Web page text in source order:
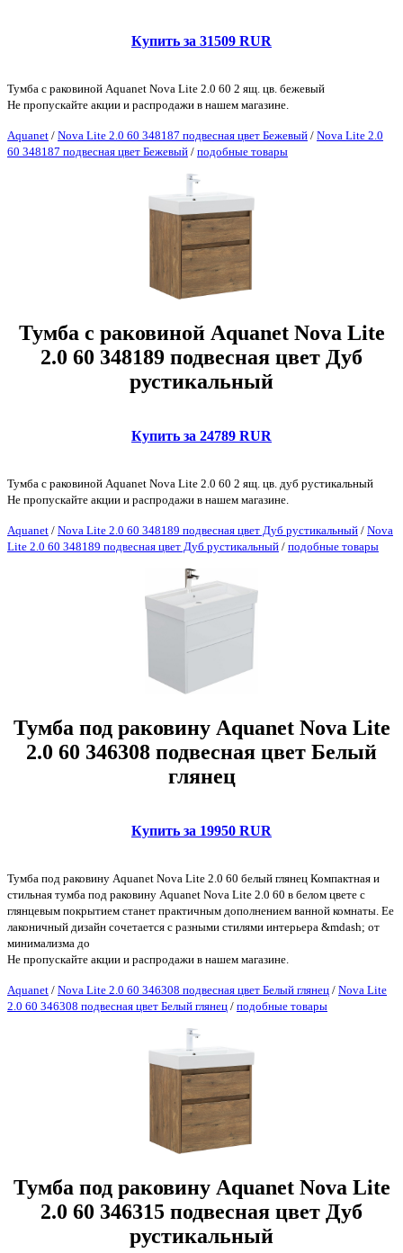
Купить за 31509 RUR
Тумба с раковиной Aquanet Nova Lite 2.0 60 2 ящ. цв. бежевый
Не пропускайте акции и распродажи в нашем магазине.
Aquanet / Nova Lite 2.0 60 348187 подвесная цвет Бежевый / Nova Lite 2.0
60 348187 подвесная цвет Бежевый / подобные товары
Тумба с раковиной Aquanet Nova Lite
2.0 60 348189 подвесная цвет Дуб
рустикальный
Купить за 24789 RUR
Тумба с раковиной Aquanet Nova Lite 2.0 60 2 ящ. цв. дуб рустикальный
Не пропускайте акции и распродажи в нашем магазине.
Aquanet / Nova Lite 2.0 60 348189 подвесная цвет Дуб рустикальный / Nova
Lite 2.0 60 348189 подвесная цвет Дуб рустикальный / подобные товары
Тумба под раковину Aquanet Nova Lite
2.0 60 346308 подвесная цвет Белый
глянец
Купить за 19950 RUR
Тумба под раковину Aquanet Nova Lite 2.0 60 белый глянец Компактная и
стильная тумба под раковину Aquanet Nova Lite 2.0 60 в белом цвете с
глянцевым покрытием станет практичным дополнением ванной комнаты. Ее
лаконичный дизайн сочетается с разными стилями интерьера &mdash; от
минимализма до
Не пропускайте акции и распродажи в нашем магазине.
Aquanet / Nova Lite 2.0 60 346308 подвесная цвет Белый глянец / Nova Lite
2.0 60 346308 подвесная цвет Белый глянец / подобные товары
Тумба под раковину Aquanet Nova Lite
2.0 60 346315 подвесная цвет Дуб
рустикальный